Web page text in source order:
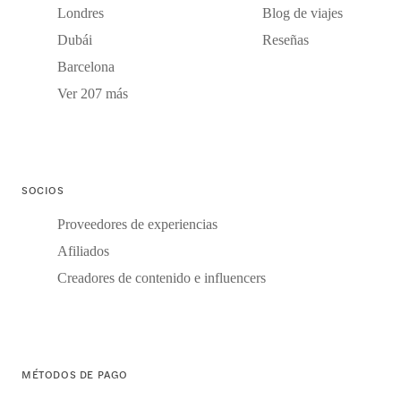
Londres
Dubái
Barcelona
Ver 207 más
Blog de viajes
Reseñas
SOCIOS
Proveedores de experiencias
Afiliados
Creadores de contenido e influencers
MÉTODOS DE PAGO